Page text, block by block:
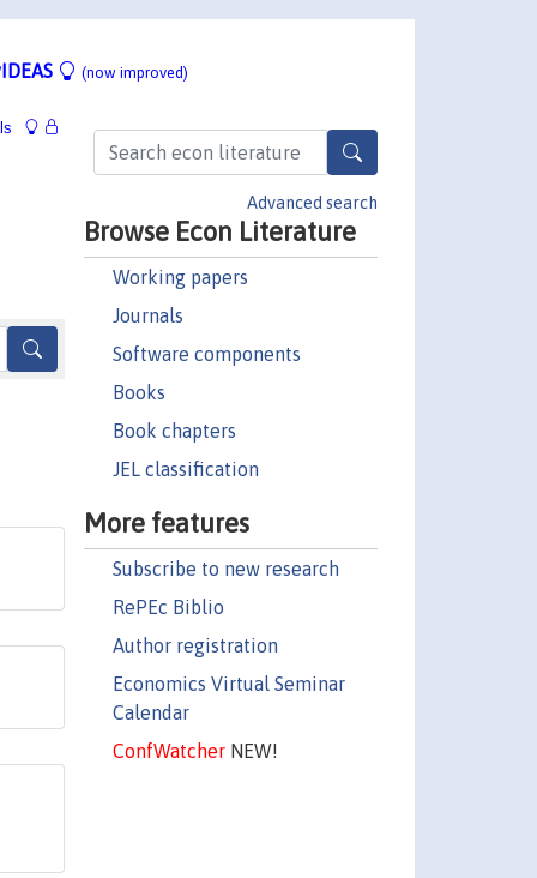
(now improved)
Advanced search
Browse Econ Literature
Working papers
Journals
Software components
Books
Book chapters
JEL classification
More features
Subscribe to new research
RePEc Biblio
Author registration
Economics Virtual Seminar
Calendar
ConfWatcherNEW!